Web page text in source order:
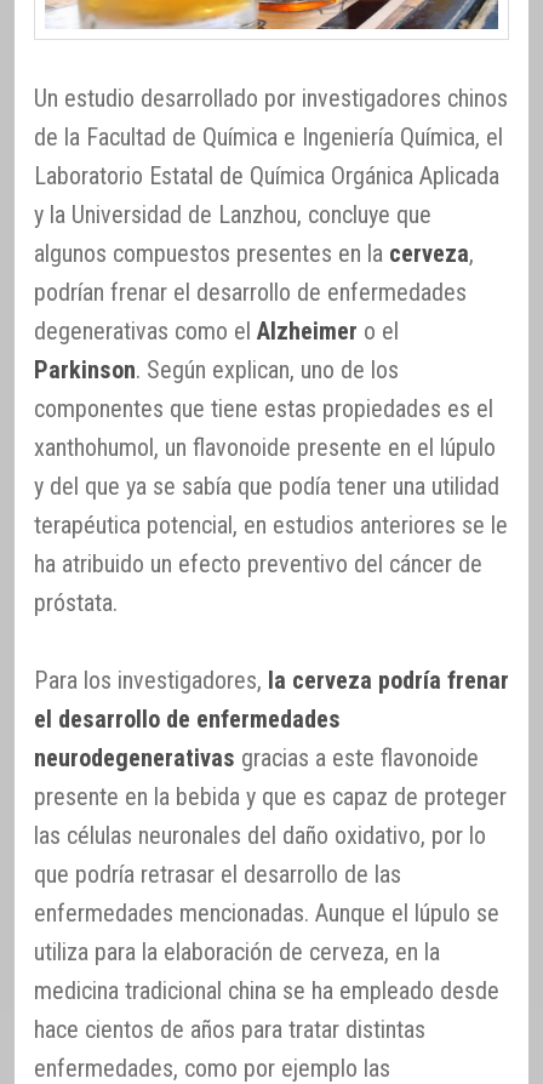
Un estudio desarrollado por investigadores chinos
de la Facultad de Química e Ingeniería Química, el
Laboratorio Estatal de Química Orgánica Aplicada
y la Universidad de Lanzhou, concluye que
algunos compuestos presentes en la cerveza,
podrían frenar el desarrollo de enfermedades
degenerativas como el Alzheimer o el
Parkinson. Según explican, uno de los
componentes que tiene estas propiedades es el
xanthohumol, un flavonoide presente en el lúpulo
y del que ya se sabía que podía tener una utilidad
terapéutica potencial, en estudios anteriores se le
ha atribuido un efecto preventivo del cáncer de
próstata.
Para los investigadores, la cerveza podría frenar
el desarrollo de enfermedades
neurodegenerativas gracias a este flavonoide
presente en la bebida y que es capaz de proteger
las células neuronales del daño oxidativo, por lo
que podría retrasar el desarrollo de las
enfermedades mencionadas. Aunque el lúpulo se
utiliza para la elaboración de cerveza, en la
medicina tradicional china se ha empleado desde
hace cientos de años para tratar distintas
enfermedades, como por ejemplo las